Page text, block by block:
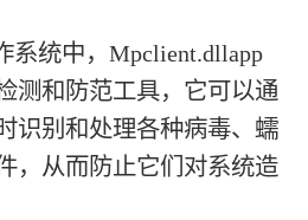
系统中，Mpclient.dllapp
测和防范工具，它可以通
识别和处理各种病毒、蠕
，从而防止它们对系统造